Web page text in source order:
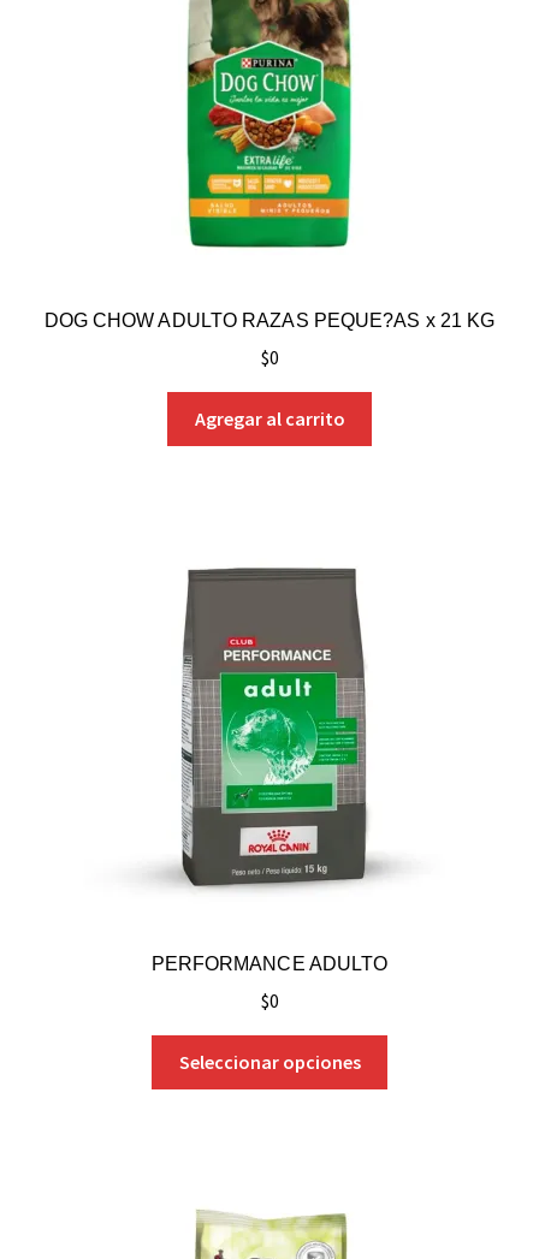
DOG CHOW ADULTO RAZAS PEQUE?AS x 21 KG
$0
Agregar al carrito
PERFORMANCE ADULTO
$0
Seleccionar opciones